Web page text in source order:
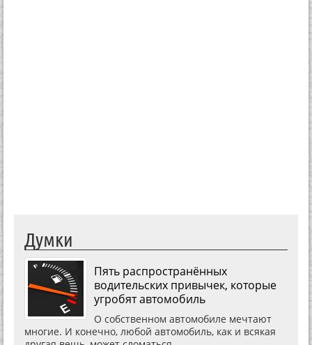
Думки
Пять распространённых
водительских привычек, которые
угробят автомобиль
О собственном автомобиле мечтают
многие. И конечно, любой автомобиль, как и всякая